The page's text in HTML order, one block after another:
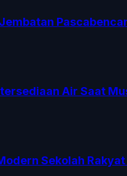
Air Saat
Sekolah